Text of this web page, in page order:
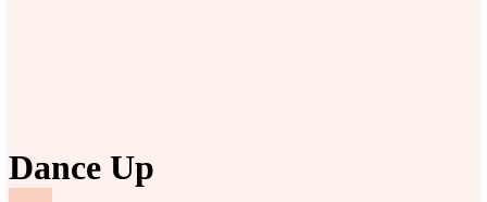
Dance Up